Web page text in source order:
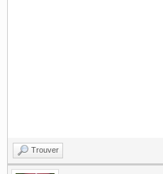
Trouver